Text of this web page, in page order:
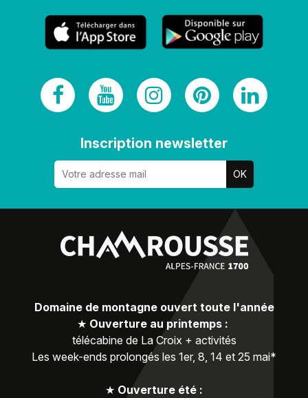
Inscription newsletter
Domaine de montagne ouvert toute l'année
★ Ouverture au printemps :
télécabine de La Croix + activités
Les week-ends prolongés les 1er, 8, 14 et 25 mai*
★ Ouverture été :